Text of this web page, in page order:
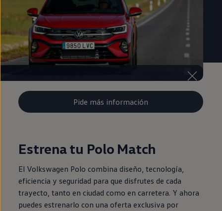
Pide más información
Estrena tu Polo Match
El Volkswagen Polo combina diseño, tecnología,
eficiencia y seguridad para que disfrutes de cada
trayecto, tanto en ciudad como en carretera. Y ahora
puedes estrenarlo con una oferta exclusiva por